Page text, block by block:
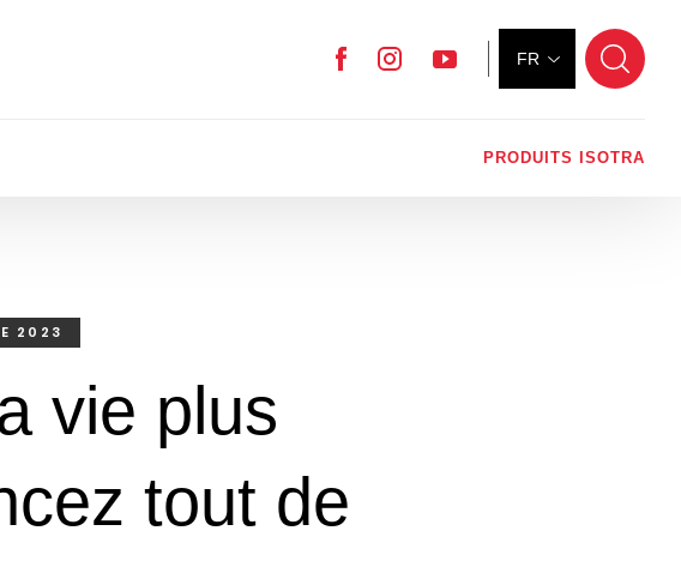
FR
YouTube
Instagram
Facebook
PRODUITS ISOTRA
2023
vie plus
tout de